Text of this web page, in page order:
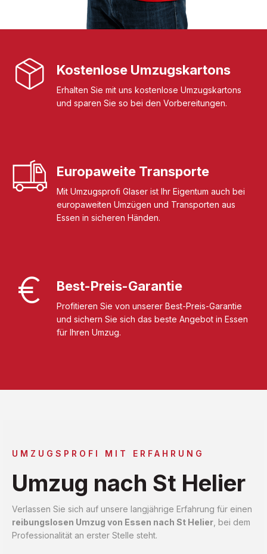
Kostenlose Umzugskartons
Erhalten Sie mit uns kostenlose Umzugskartons
und sparen Sie so bei den Vorbereitungen.
Europaweite Transporte
Mit Umzugsprofi Glaser ist Ihr Eigentum auch bei
europaweiten Umzügen und Transporten aus
Essen in sicheren Händen.
Best-Preis-Garantie
Profitieren Sie von unserer Best-Preis-Garantie
und sichern Sie sich das beste Angebot in Essen
für Ihren Umzug.
UMZUGSPROFI MIT ERFAHRUNG
Umzug nach St Helier
Verlassen Sie sich auf unsere langjährige Erfahrung für einen
reibungslosen Umzug von Essen nach St Helier , bei dem
Professionalität an erster Stelle steht.